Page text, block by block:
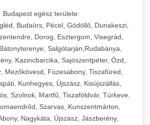
Budapest egész területe:
Budaörs, Pécel, Gödöllő, Dunakeszi,
Dorog, Esztergom, Visegrád,
Salgótarján,Rudabánya,
Kazincbarcika, Sajószentpéter, Ózd,
Mezőkövesd, Füzesabony, Tiszafüred,
Kunhegyes, Újszász, Kisújszállás,
Szolnok, Martfű, Tiszaföldvár, Túrkeve,
Szarvas, Kunszentmárton,
Nagykáta, Újszász, Jászberény,